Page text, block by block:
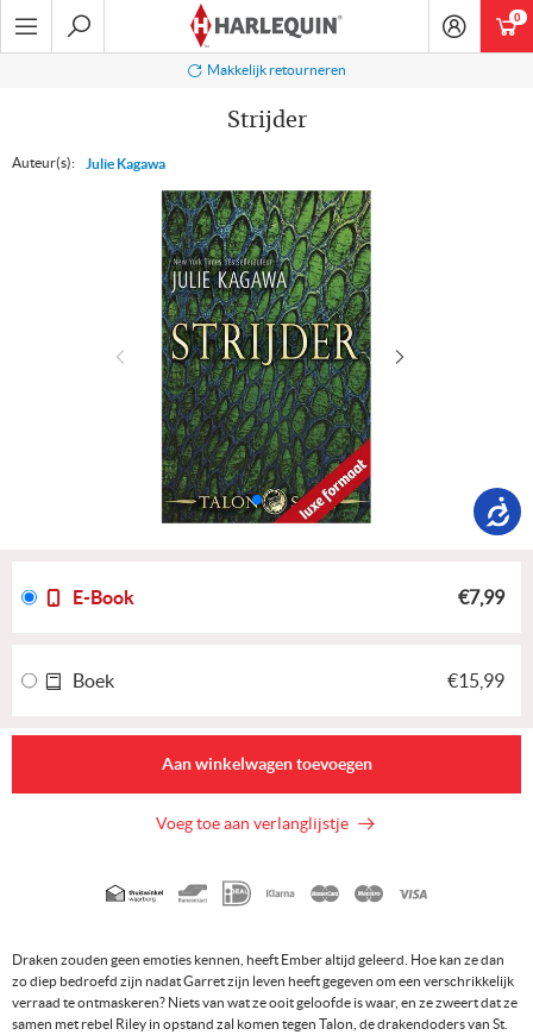
Ga
naar
Makkelijk retourneren
Strijder
Auteur(s): Julie Kagawa
Draken zouden geen emoties kennen, heeft Ember altijd geleerd. Hoe kan ze dan
zo diep bedroefd zijn nadat Garret zijn leven heeft gegeven om een verschrikkelijk
verraad te ontmaskeren? Niets van wat ze ooit geloofde is waar, en ze zweert dat ze
samen met rebel Riley in opstand zal komen tegen Talon, de drakendoders van St.
E-Book €7,99
Boek €15,99
Aan winkelwagen toevoegen
Voeg toe aan verlanglijstje
Geaccepteerde
0